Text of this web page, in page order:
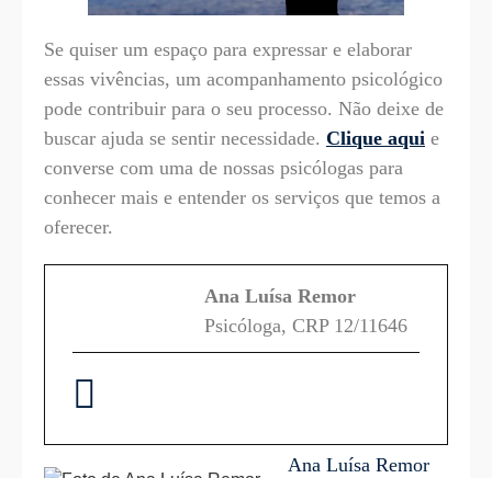
Se quiser um espaço para expressar e elaborar
essas vivências, um acompanhamento psicológico
pode contribuir para o seu processo. Não deixe de
buscar ajuda se sentir necessidade. Clique aqui e
converse com uma de nossas psicólogas para
conhecer mais e entender os serviços que temos a
oferecer.
Ana Luísa Remor
Psicóloga, CRP 12/11646
Ana Luísa Remor